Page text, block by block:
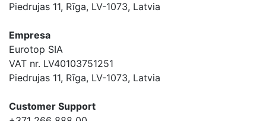
Piedrujas 11, Rīga, LV-1073, Latvia
Empresa
Eurotop SIA
VAT nr. LV40103751251
Piedrujas 11, Rīga, LV-1073, Latvia
Сustomer Support